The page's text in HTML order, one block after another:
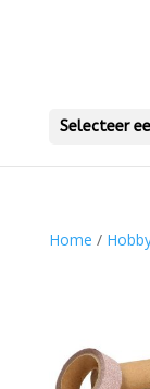
Selecteer
Home /